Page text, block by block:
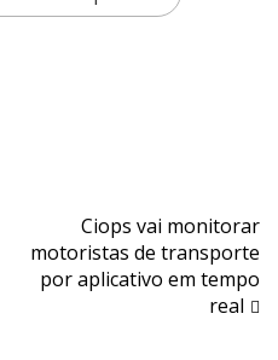
Ciops vai monitorar
motoristas de transporte
por aplicativo em tempo
real